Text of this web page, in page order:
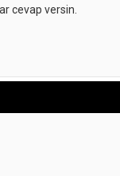
cevap versin.